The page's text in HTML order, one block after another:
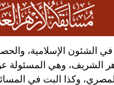
الشئون الإسلامية،
الشريف، وهي المسئولة
المصري، وكذا البت في